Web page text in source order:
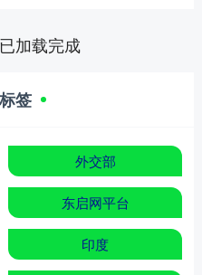
加载完成
签
外交部
东启网平台
印度